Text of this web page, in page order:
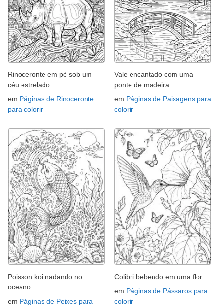
Rinoceronte em pé sob um
céu estrelado
em Páginas de Rinoceronte
para colorir
Vale encantado com uma
ponte de madeira
em Páginas de Paisagens para
colorir
Poisson koi nadando no
oceano
em Páginas de Peixes para
Colibri bebendo em uma flor
em Páginas de Pássaros para
colorir